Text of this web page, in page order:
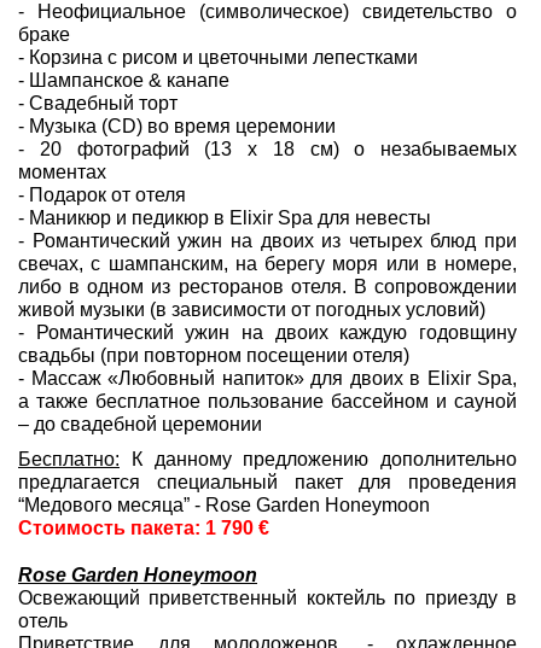
- Неофициальное (символическое) свидетельство о
браке
- Корзина с рисом и цветочными лепестками
- Шампанское & канапе
- Свадебный торт
- Музыка (CD) во время церемонии
- 20 фотографий (13 x 18 см) о незабываемых
моментах
- Подарок от отеля
- Маникюр и педикюр в Elixir Spa для невесты
- Романтический ужин на двоих из четырех блюд при
свечах, с шампанским, на берегу моря или в номере,
либо в одном из ресторанов отеля. В сопровождении
живой музыки (в зависимости от погодных условий)
- Романтический ужин на двоих каждую годовщину
свадьбы (при повторном посещении отеля)
- Массаж «Любовный напиток» для двоих в Elixir Spa,
а также бесплатное пользование бассейном и сауной
– до свадебной церемонии
Бесплатно: К данному предложению дополнительно
предлагается специальный пакет для проведения
“Медового месяца” - Rose Garden Honeymoon
Стоимость пакета: 1 790 €
Rose Garden Honeymoon
Освежающий приветственный коктейль по приезду в
отель
Приветствие для молодоженов, - охлажденное